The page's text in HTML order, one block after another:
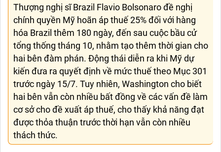
Thượng nghị sĩ Brazil Flavio Bolsonaro đề nghị
chính quyền Mỹ hoãn áp thuế 25% đối với hàng
hóa Brazil thêm 180 ngày, đến sau cuộc bầu cử
tổng thống tháng 10, nhằm tạo thêm thời gian cho
hai bên đàm phán. Động thái diễn ra khi Mỹ dự
kiến đưa ra quyết định về mức thuế theo Mục 301
trước ngày 15/7. Tuy nhiên, Washington cho biết
hai bên vẫn còn nhiều bất đồng về các vấn đề làm
cơ sở cho đề xuất áp thuế, cho thấy khả năng đạt
được thỏa thuận trước thời hạn vẫn còn nhiều
thách thức.